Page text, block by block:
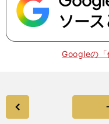
Googleの「